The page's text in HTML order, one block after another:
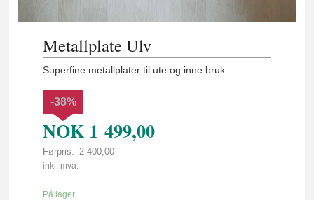
Metallplate Ulv
Superfine metallplater til ute og inne bruk.
NOK 1 499,00
Førpris: 2 400,00
Rabatt
-38%
inkl. mva.
På lager